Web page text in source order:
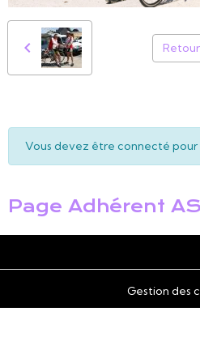
Retour
Vous devez être connecté
Page Adhérent
Gestion des